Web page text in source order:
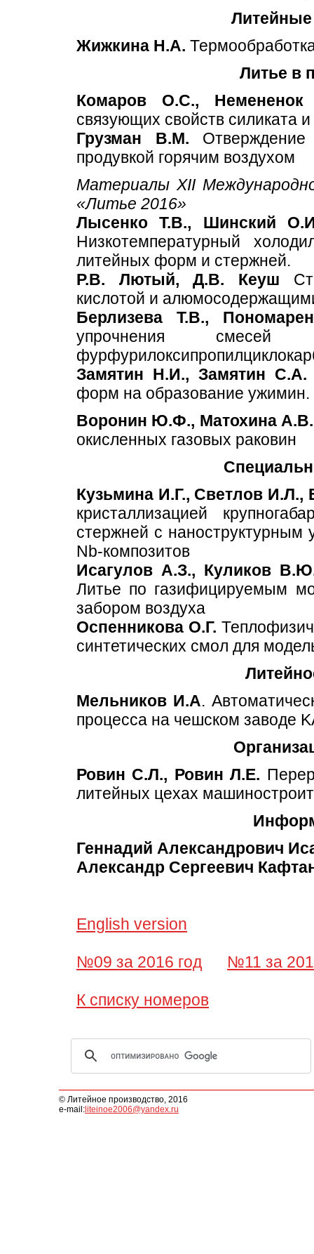
Жижкина Н.А.
Литье в
Комаров О.С.,
связующих свойств силиката
Грузман В.М.
продувкой горячим воздухом
Материалы XII
«Литье 2016»
Лысенко Т.В., Шинский
Низкотемпературный
литейных форм и стержней.
Р.В. Лютый, Д.В. Кеуш
кислотой и
Берлизева Т.В.,
упрочнения
Замятин Н.И., Замятин С.А.
форм на образование ужимин.
Воронин Ю.Ф., Матохина А.В.
окисленных газовых раковин
Кузьмина И.Г., Светлов И.Л.,
кристаллизацией
стержней с наноструктурным
Nb-композитов
Исагулов А.З., Куликов
Литье по газифицируемым
забором воздуха
Оспенникова О.Г.
синтетических смол для
Мельников И.А.
процесса на чешском заводе
Ровин С.Л., Ровин Л.Е.
литейных цехах
Геннадий Александрович
Александр Сергеевич
English version
№09 за 2016 год №11 за
К списку номеров
© Литейное производство, 2016
e-mail: liteinoe2006@yandex.ru